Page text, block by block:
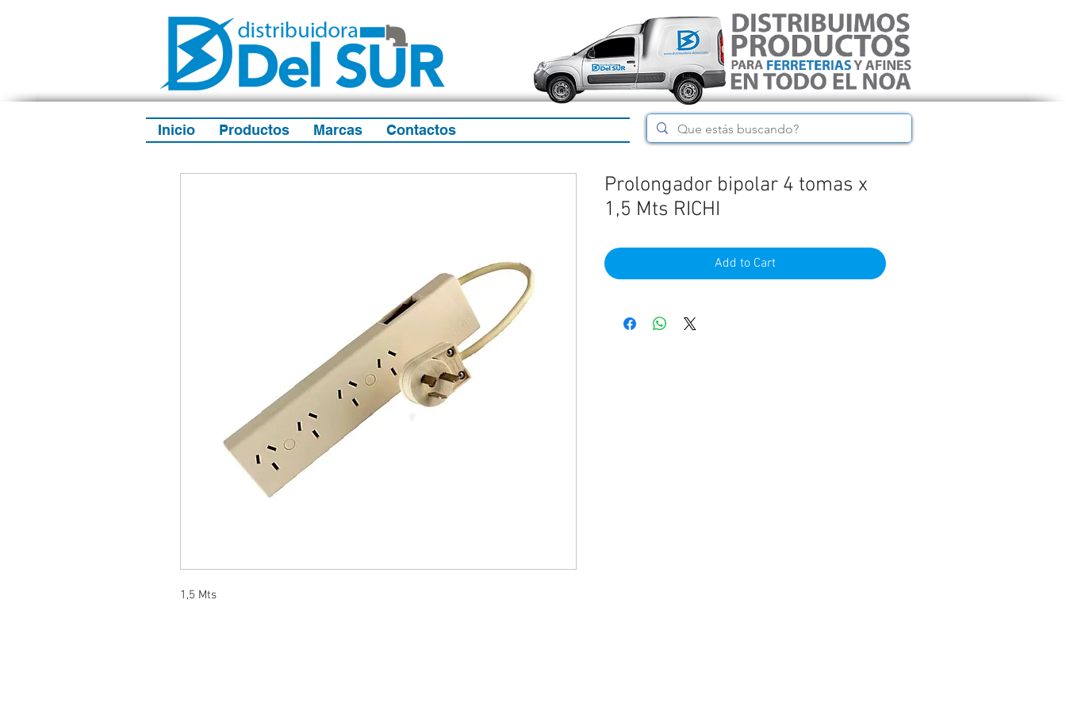
Inicio Productos Marcas Contactos
1,5 Mts
Prolongador bipolar 4 tomas x
1,5 Mts RICHI
Add to Cart